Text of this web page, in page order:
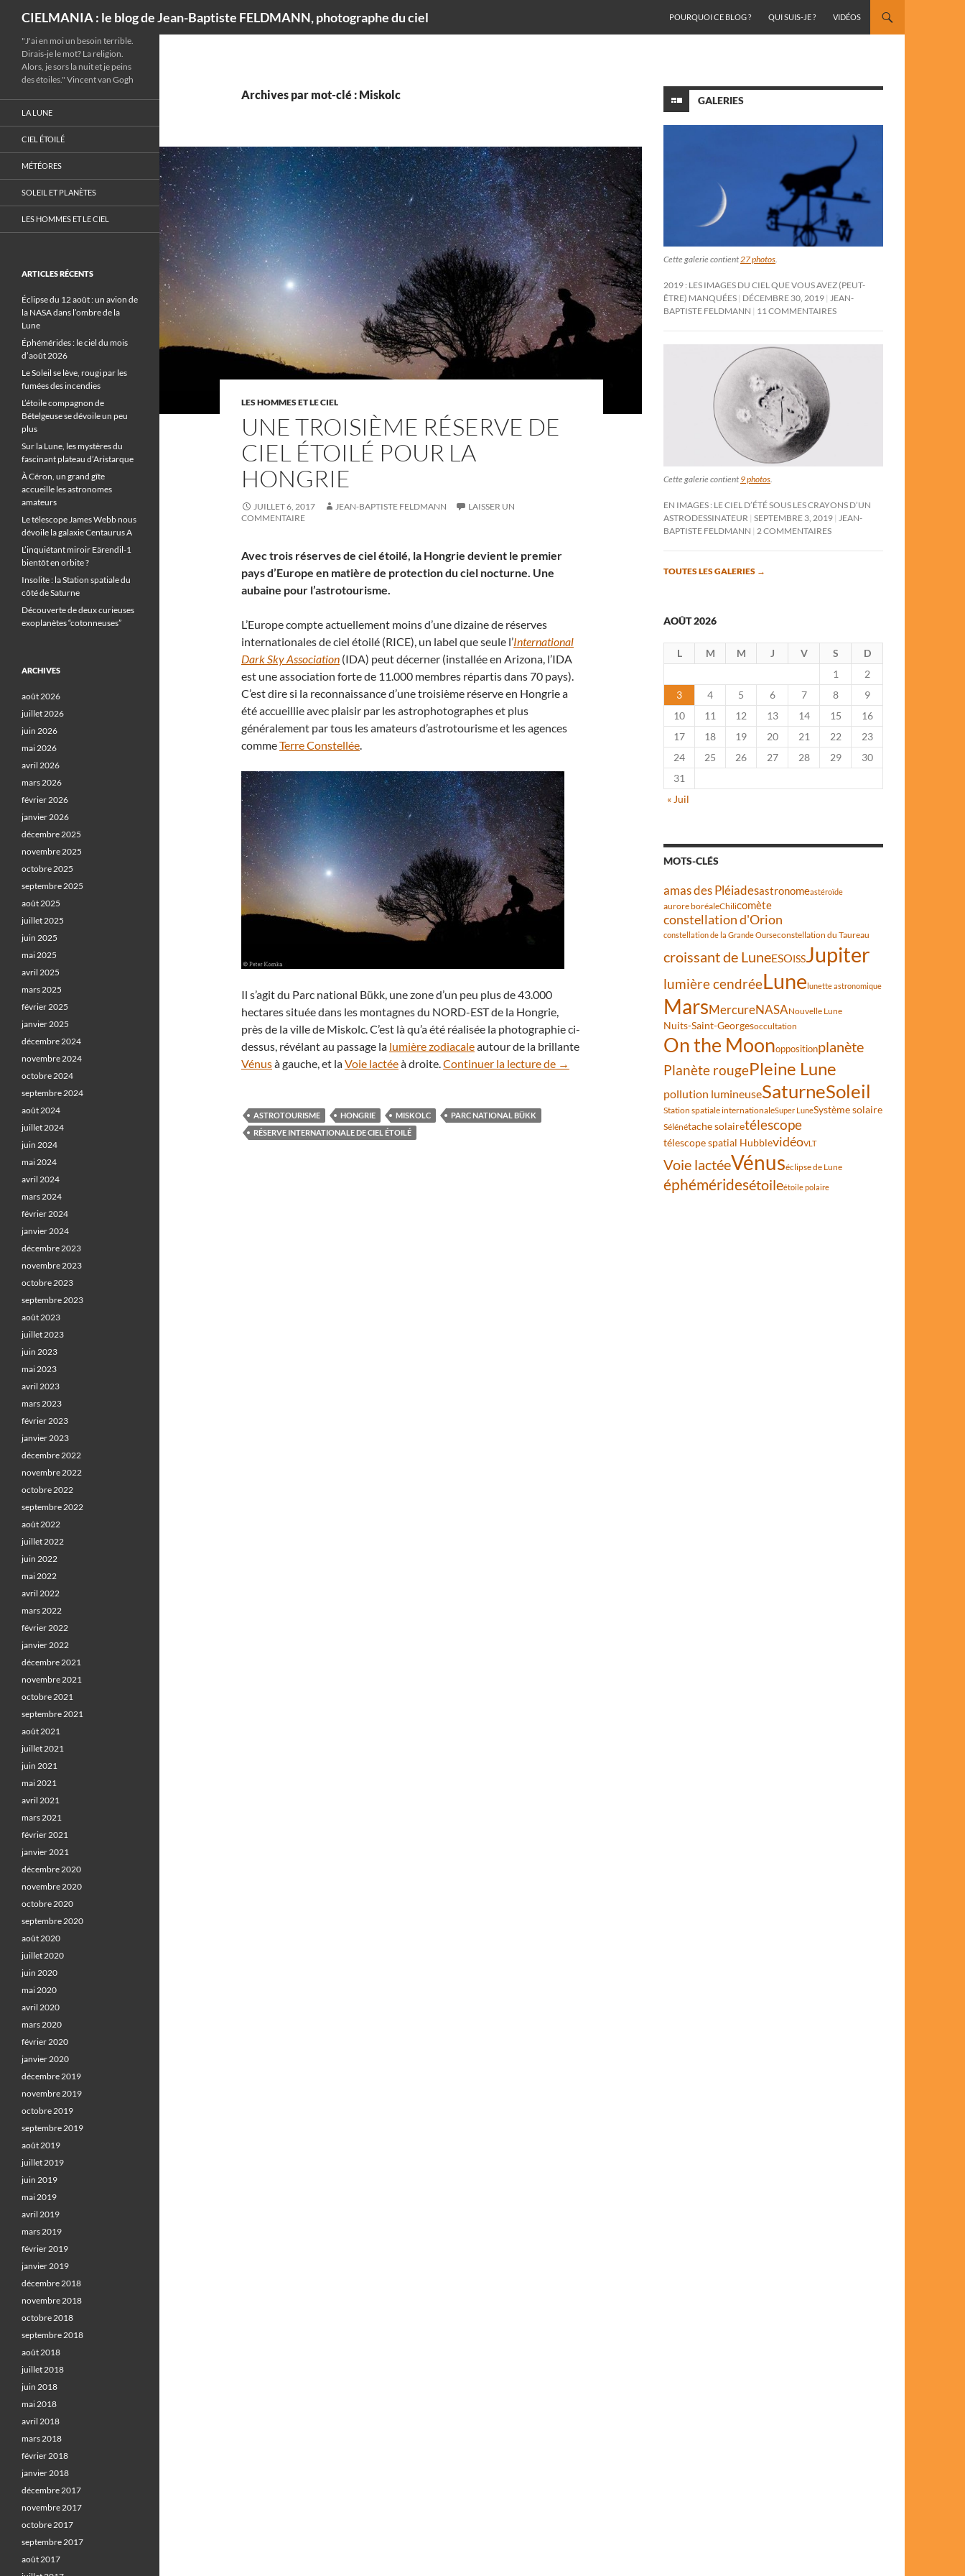
CIELMANIA : le blog de Jean-Baptiste FELDMANN, photographe du ciel
POURQUOI CE BLOG ?
QUI SUIS-JE ? VIDÉOS
Archives par mot-clé : Miskolc
LES HOMMES ET LE CIEL
UNE TROISIÈME RÉSERVE DE
CIEL ÉTOILÉ POUR LA
HONGRIE
JUILLET 6, 2017 JEAN-BAPTISTE FELDMANN
LAISSER UN
COMMENTAIRE
Avec trois réserves de ciel étoilé, la Hongrie devient le premier
pays d’Europe en matière de protection du ciel nocturne. Une
aubaine pour l’astrotourisme.
L’Europe compte actuellement moins d’une dizaine de réserves
internationales de ciel étoilé (RICE), un label que seule l’International
Dark Sky Association (IDA) peut décerner (installée en Arizona, l’IDA
est une association forte de 11.000 membres répartis dans 70 pays).
C’est dire si la reconnaissance d’une troisième réserve en Hongrie a
été accueillie avec plaisir par les astrophotographes et plus
généralement par tous les amateurs d’astrotourisme et les agences
commeTerre Constellée.
Il s’agit du Parc national Bükk, une zone d’un peu plus de 43.000
hectares située dans les montagnes du NORD-EST de la Hongrie,
près de la ville de Miskolc. C’est là qu’a été réalisée la photographie ci-
dessus, révélant au passage la lumière zodiacaleautour de la brillante
Vénusà gauche, et laVoie lactéeà droite.Continuer la lecture de Une troisième Réserve de ciel étoilé pour la Hongrie
→
ASTROTOURISME HONGRIE MISKOLC
PARC NATIONAL BÜKK
RÉSERVE INTERNATIONALE DE CIEL ÉTOILÉ
GALERIES
Cette galerie contient27 photos.
2019 : LES IMAGES DU CIEL QUE VOUS AVEZ (PEUT-
ÊTRE) MANQUÉES DÉCEMBRE 30, 2019 JEAN-
BAPTISTE FELDMANN
11 COMMENTAIRES
Cette galerie contient 9 photos
EN IMAGES : LE CIEL D’ÉTÉ SOUS LES CRAYONS D’UN
ASTRODESSINATEUR SEPTEMBRE 3, 2019
JEAN-
BAPTISTE FELDMANN
2 COMMENTAIRES
TOUTES LES GALERIES →
AOÛT 2026
L M M J V S
D
1
2
3
4 5 6 7 8
9
10
11 12 13 14 15
16
17
18 19 20 21 22
23
24
25 26 27 28 29
30
31
« Juil
MOTS-CLÉS
amas des Pléiadesastronomeastéroïde
aurore boréaleChilicomète
constellation d'Orion
constellation de la Grande Ourseconstellation du Taureau
croissant de LuneESOISSJupiter
lumière cendréeLunelunette astronomique
MarsMercureNASANouvelle Lune
Nuits-Saint-Georgesoccultation
On the Moonoppositionplanète
Planète rougePleine Lune
pollution lumineuseSaturneSoleil
Station spatiale internationaleSuper LuneSystème solaire
Sélénétache solairetélescope
télescope spatial HubblevidéoVLT
Voie lactéeVénuséclipse de Lune
éphéméridesétoileétoile polaire
"J'ai en moi un besoin terrible.
Dirais-je le mot? La religion.
Alors, je sors la nuit et je peins
des étoiles." Vincent van Gogh
LA LUNE
CIEL ÉTOILÉ
MÉTÉORES
SOLEIL ET PLANÈTES
LES HOMMES ET LE CIEL
ARTICLES RÉCENTS
Éclipse du 12 août : un avion de
la NASA dans l’ombre de la
Lune
Éphémérides : le ciel du mois
d’août 2026
Le Soleil se lève, rougi par les
fumées des incendies
L’étoile compagnon de
Bételgeuse se dévoile un peu
plus
Sur la Lune, les mystères du
fascinant plateau d’Aristarque
À Céron, un grand gîte
accueille les astronomes
amateurs
Le télescope James Webb nous
dévoile la galaxie Centaurus A
L’inquiétant miroir Eärendil-1
bientôt en orbite ?
Insolite : la Station spatiale du
côté de Saturne
Découverte de deux curieuses
exoplanètes “cotonneuses”
ARCHIVES
août 2026
juillet 2026
juin 2026
mai 2026
avril 2026
mars 2026
février 2026
janvier 2026
décembre 2025
novembre 2025
octobre 2025
septembre 2025
août 2025
juillet 2025
juin 2025
mai 2025
avril 2025
mars 2025
février 2025
janvier 2025
décembre 2024
novembre 2024
octobre 2024
septembre 2024
août 2024
juillet 2024
juin 2024
mai 2024
avril 2024
mars 2024
février 2024
janvier 2024
décembre 2023
novembre 2023
octobre 2023
septembre 2023
août 2023
juillet 2023
juin 2023
mai 2023
avril 2023
mars 2023
février 2023
janvier 2023
décembre 2022
novembre 2022
octobre 2022
septembre 2022
août 2022
juillet 2022
juin 2022
mai 2022
avril 2022
mars 2022
février 2022
janvier 2022
décembre 2021
novembre 2021
octobre 2021
septembre 2021
août 2021
juillet 2021
juin 2021
mai 2021
avril 2021
mars 2021
février 2021
janvier 2021
décembre 2020
novembre 2020
octobre 2020
septembre 2020
août 2020
juillet 2020
juin 2020
mai 2020
avril 2020
mars 2020
février 2020
janvier 2020
décembre 2019
novembre 2019
octobre 2019
septembre 2019
août 2019
juillet 2019
juin 2019
mai 2019
avril 2019
mars 2019
février 2019
janvier 2019
décembre 2018
novembre 2018
octobre 2018
septembre 2018
août 2018
juillet 2018
juin 2018
mai 2018
avril 2018
mars 2018
février 2018
janvier 2018
décembre 2017
novembre 2017
octobre 2017
septembre 2017
août 2017